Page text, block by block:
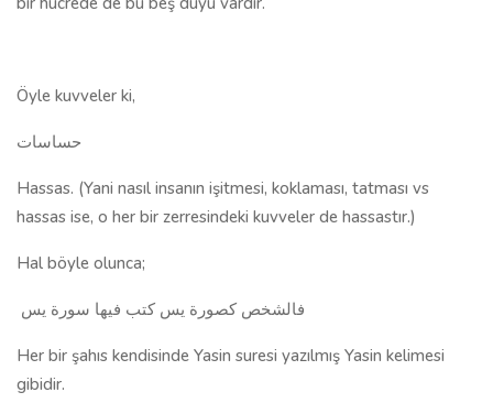
Öyle kuvveler ki,
حساسات
Hassas. (Yani nasıl insanın işitmesi, koklaması, tatması vs
hassas ise, o her bir zerresindeki kuvveler de hassastır.)
Hal böyle olunca;
فالشخص كصورة يس كتب فيها سورة يس
Her bir şahıs kendisinde Yasin suresi yazılmış Yasin kelimesi
gibidir.